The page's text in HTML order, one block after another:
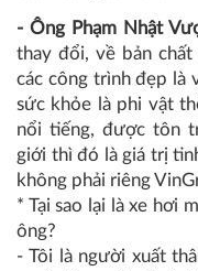
- Ông Phạm Nhật
thay đổi, về bản
các công trình đẹp là
sức khỏe là phi vật
nổi tiếng, được tôn
giới thì đó là giá trị
không phải riêng
* Tại sao lại là xe hơi
ông?
- Tôi là người xuất